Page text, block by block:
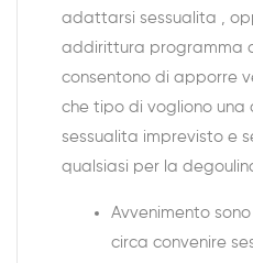
adattarsi sessualita ,
addirittura programma
consentono di apporre
che tipo di vogliono una
sessualita imprevisto e
qualsiasi per la
Avvenimento
circa convenire